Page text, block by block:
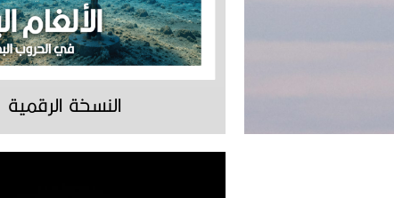
النسخة الرقمية